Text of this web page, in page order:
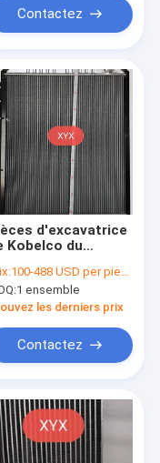
Contactez
d'excavatrice
Kobelco du
en
de fan
100-488 USD per piece
1 ensemble
les derniers prix
Contactez